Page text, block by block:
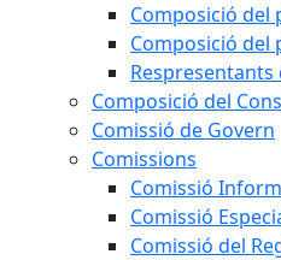
Composició del
Composició del
Respresentants
Composició del
Comissió de Govern
Comissions
Comissió
Comissió
Comissió del